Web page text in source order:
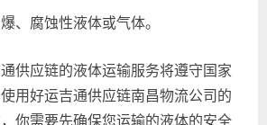
、腐蚀性液体或气体。
供应链的液体运输服务将遵守国家
用好运吉通供应链南昌物流公司的
你需要先确保您运输的液体的安全